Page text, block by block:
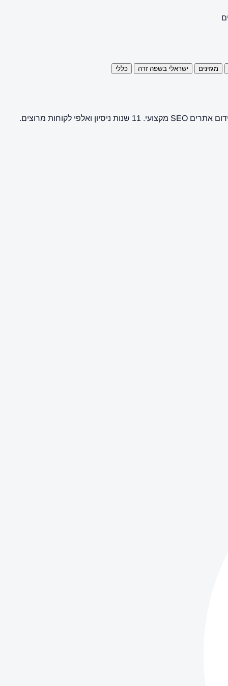
מגזינים ישראלי בשפה זרה כללי